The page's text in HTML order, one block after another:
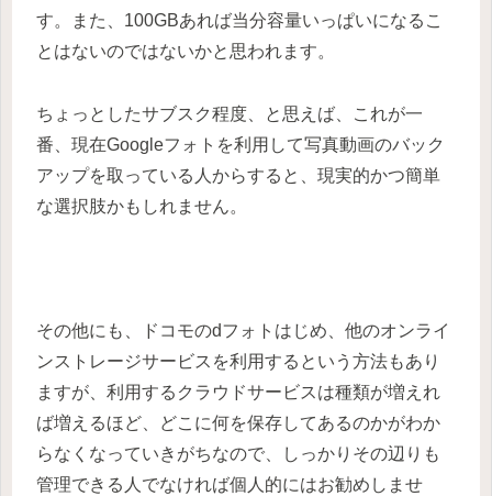
す。また、100GBあれば当分容量いっぱいになるこ
とはないのではないかと思われます。
ちょっとしたサブスク程度、と思えば、これが一
番、現在Googleフォトを利用して写真動画のバック
アップを取っている人からすると、現実的かつ簡単
な選択肢かもしれません。
その他にも、ドコモのdフォトはじめ、他のオンライ
ンストレージサービスを利用するという方法もあり
ますが、利用するクラウドサービスは種類が増えれ
ば増えるほど、どこに何を保存してあるのかがわか
らなくなっていきがちなので、しっかりその辺りも
管理できる人でなければ個人的にはお勧めしませ